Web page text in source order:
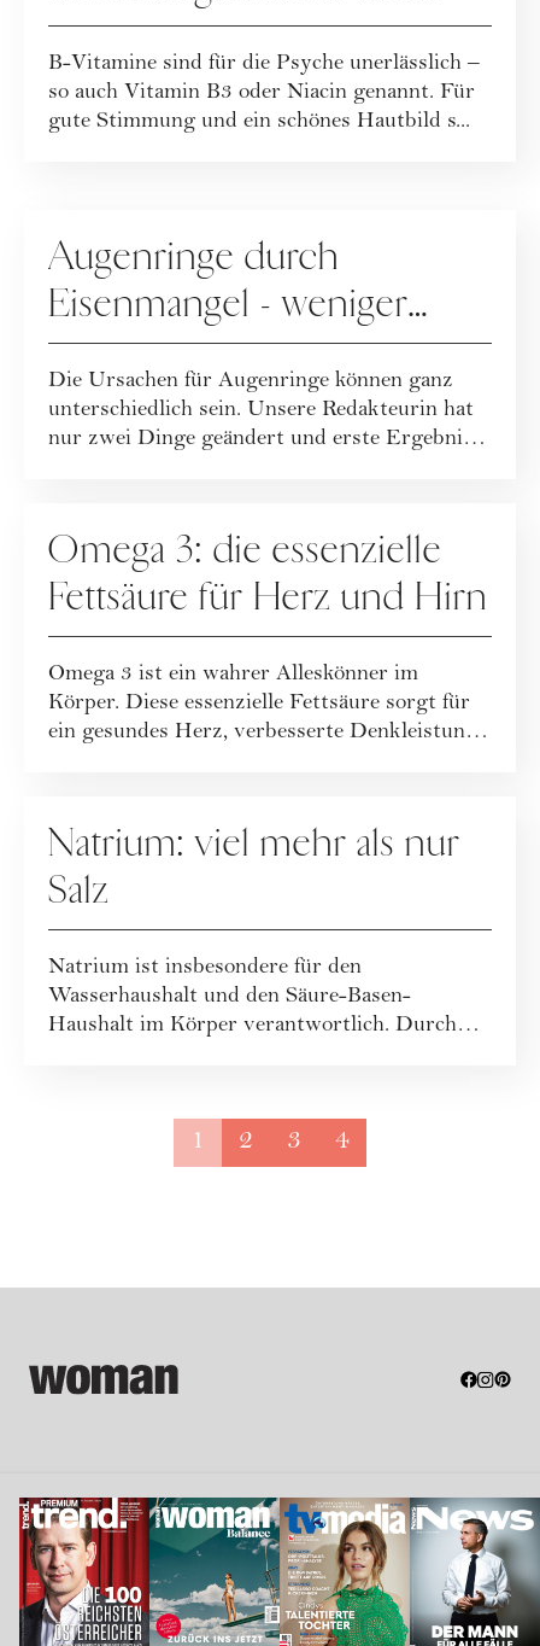
Zellwunder
B-Vitamine sind für die Psyche unerlässlich –
so auch Vitamin B3 oder Niacin genannt. Für
gute Stimmung und ein schönes Hautbild s...
Augenringe durch
Eisenmangel - weniger
dunkle Ringe durch höhere
Eisenzufuhr? Wir haben's
getestet!
Die Ursachen für Augenringe können ganz
unterschiedlich sein. Unsere Redakteurin hat
nur zwei Dinge geändert und erste Ergebnisse
Omega 3: die essenzielle
Fettsäure für Herz und Hirn
Omega 3 ist ein wahrer Alleskönner im
Körper. Diese essenzielle Fettsäure sorgt für
ein gesundes Herz, verbesserte Denkleistung
Natrium: viel mehr als nur
Salz
Natrium ist insbesondere für den
Wasserhaushalt und den Säure-Basen-
Haushalt im Körper verantwortlich. Durch
1 2 3 4